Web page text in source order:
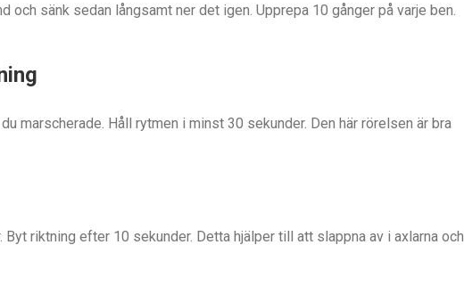
och sänk sedan långsamt ner det igen. Upprepa 10 gånger på varje ben.
marscherade. Håll rytmen i minst 30 sekunder. Den här rörelsen är bra
riktning efter 10 sekunder. Detta hjälper till att slappna av i axlarna och